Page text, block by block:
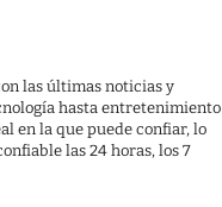
las últimas noticias y
hasta entretenimiento
en la que puede confiar, lo
las 24 horas, los 7